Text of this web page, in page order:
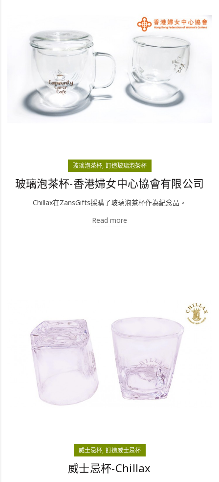
玻璃泡茶杯 訂造玻璃泡茶杯
玻璃泡茶杯-香港婦女中心協會有限公司
Chillax在ZansGifts採購了玻璃泡茶杯作為紀念品。
Read more
威士忌杯 訂造威士忌杯
威士忌杯-Chillax